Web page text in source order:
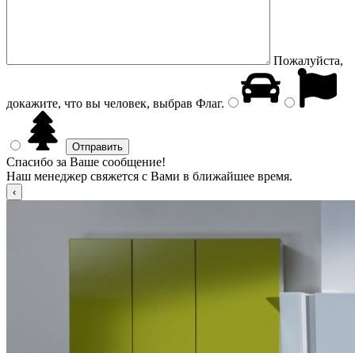
Пожалуйста,
докажите, что вы человек, выбрав Флаг.
Спасибо за Ваше сообщение!
Наш менеджер свяжется с Вами в ближайшее время.